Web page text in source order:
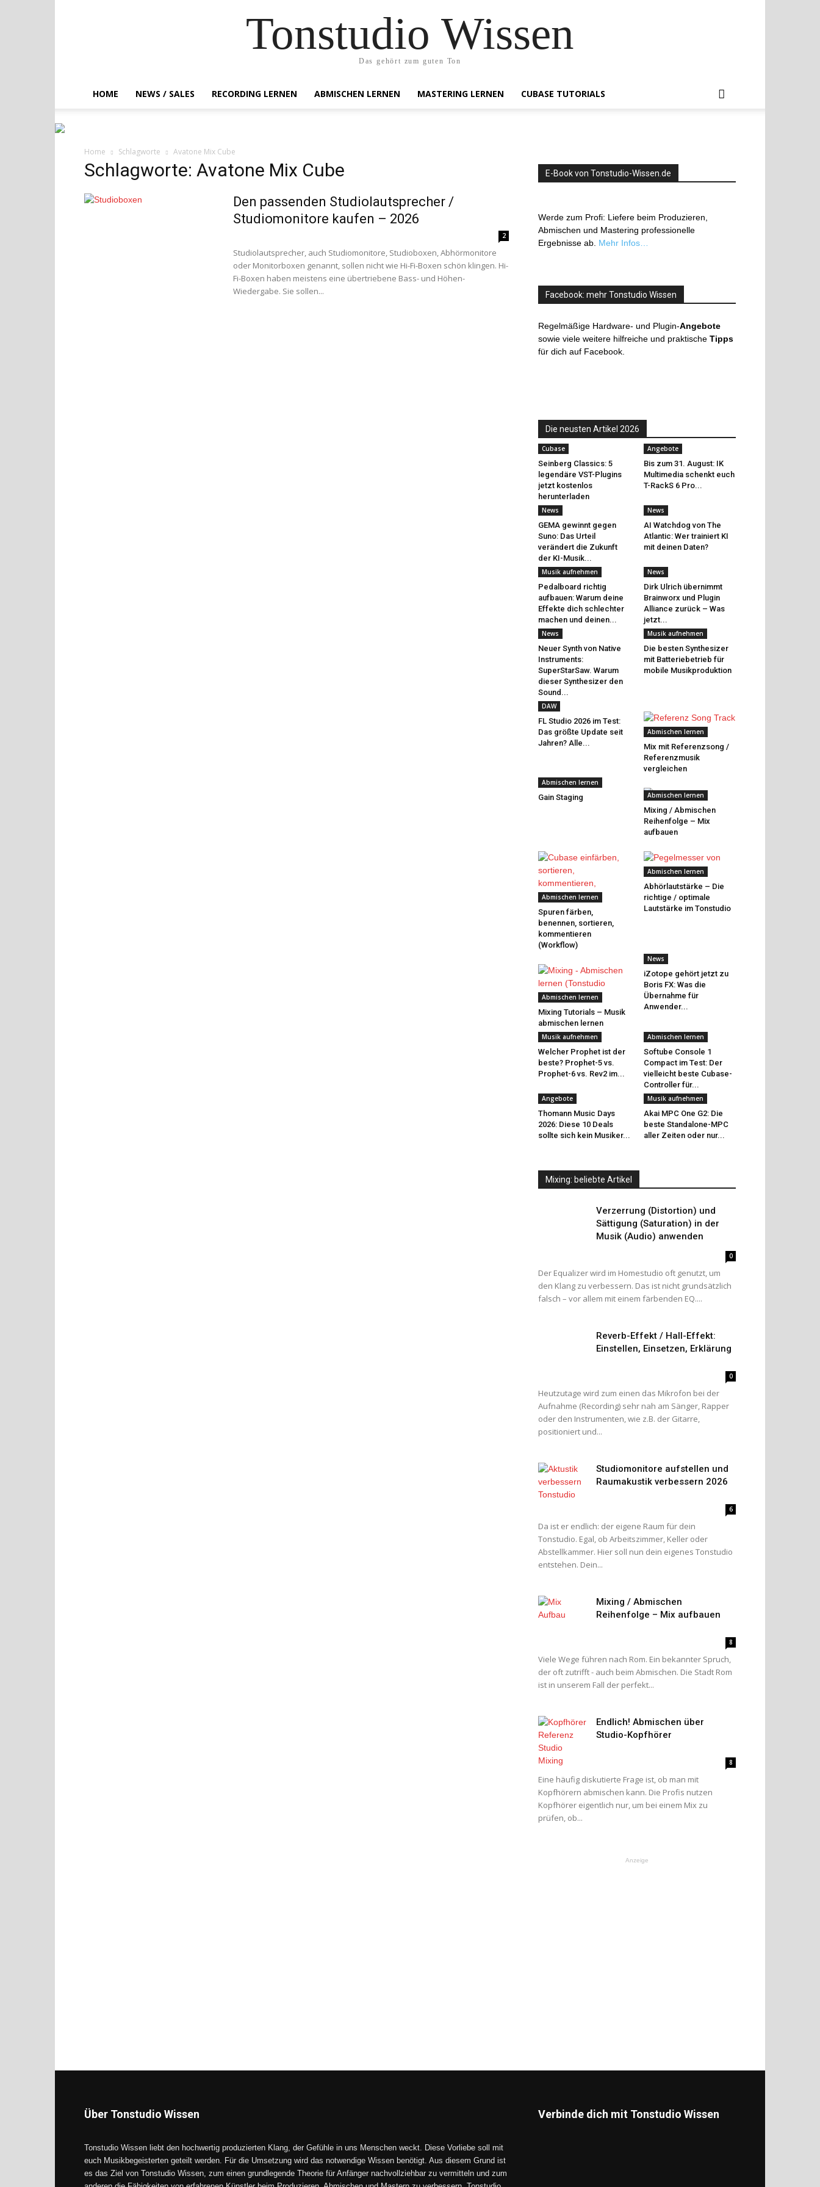
Tonstudio Wissen
Das gehört zum guten Ton
HOME NEWS / SALES RECORDING LERNEN ABMISCHEN LERNEN MASTERING LERNEN CUBASE TUTORIALS
Home Schlagworte Avatone Mix Cube
Schlagworte: Avatone Mix Cube
Den passenden Studiolautsprecher /
Studiomonitore kaufen – 2026
2
Studiolautsprecher, auch Studiomonitore, Studioboxen, Abhörmonitore
oder Monitorboxen genannt, sollen nicht wie Hi-Fi-Boxen schön klingen. Hi-
Fi-Boxen haben meistens eine übertriebene Bass- und Höhen-
Wiedergabe. Sie sollen...
E-Book von Tonstudio-Wissen.de
Werde zum Profi: Liefere beim Produzieren,
Abmischen und Mastering professionelle
Ergebnisse ab. Mehr Infos…
Facebook: mehr Tonstudio Wissen
Regelmäßige Hardware- und Plugin-Angebote
sowie viele weitere hilfreiche und praktische Tipps
für dich auf Facebook.
Die neusten Artikel 2026
Cubase
Seinberg Classics: 5
legendäre VST-Plugins
jetzt kostenlos
herunterladen
Angebote
Bis zum 31. August: IK
Multimedia schenkt euch
T-RackS 6 Pro...
News
GEMA gewinnt gegen
Suno: Das Urteil
verändert die Zukunft
der KI-Musik...
News
AI Watchdog von The
Atlantic: Wer trainiert KI
mit deinen Daten?
Musik aufnehmen
Pedalboard richtig
aufbauen: Warum deine
Effekte dich schlechter
machen und deinen...
News
Dirk Ulrich übernimmt
Brainworx und Plugin
Alliance zurück – Was
jetzt...
News
Neuer Synth von Native
Instruments:
SuperStarSaw. Warum
dieser Synthesizer den
Sound...
Musik aufnehmen
Die besten Synthesizer
mit Batteriebetrieb für
mobile Musikproduktion
DAW
FL Studio 2026 im Test:
Das größte Update seit
Jahren? Alle...
Abmischen lernen
Mix mit Referenzsong /
Referenzmusik
vergleichen
Abmischen lernen
Gain Staging Abmischen lernen
Mixing / Abmischen
Reihenfolge – Mix
aufbauen
Abmischen lernen
Spuren färben,
benennen, sortieren,
kommentieren
(Workflow)
Abmischen lernen
Abhörlautstärke – Die
richtige / optimale
Lautstärke im Tonstudio
Abmischen lernen
Mixing Tutorials – Musik
abmischen lernen
News
iZotope gehört jetzt zu
Boris FX: Was die
Übernahme für
Anwender...
Musik aufnehmen
Welcher Prophet ist der
beste? Prophet-5 vs.
Prophet-6 vs. Rev2 im...
Abmischen lernen
Softube Console 1
Compact im Test: Der
vielleicht beste Cubase-
Controller für...
Angebote
Thomann Music Days
2026: Diese 10 Deals
sollte sich kein Musiker...
Musik aufnehmen
Akai MPC One G2: Die
beste Standalone-MPC
aller Zeiten oder nur...
Mixing: beliebte Artikel
Verzerrung (Distortion) und
Sättigung (Saturation) in der
Musik (Audio) anwenden
0
Der Equalizer wird im Homestudio oft genutzt, um
den Klang zu verbessern. Das ist nicht grundsätzlich
falsch – vor allem mit einem färbenden EQ....
Reverb-Effekt / Hall-Effekt:
Einstellen, Einsetzen, Erklärung
0
Heutzutage wird zum einen das Mikrofon bei der
Aufnahme (Recording) sehr nah am Sänger, Rapper
oder den Instrumenten, wie z.B. der Gitarre,
positioniert und...
Studiomonitore aufstellen und
Raumakustik verbessern 2026
6
Da ist er endlich: der eigene Raum für dein
Tonstudio. Egal, ob Arbeitszimmer, Keller oder
Abstellkammer. Hier soll nun dein eigenes Tonstudio
entstehen. Dein...
Mixing / Abmischen
Reihenfolge – Mix aufbauen
8
Viele Wege führen nach Rom. Ein bekannter Spruch,
der oft zutrifft - auch beim Abmischen. Die Stadt Rom
ist in unserem Fall der perfekt...
Endlich! Abmischen über
Studio-Kopfhörer
8
Eine häufig diskutierte Frage ist, ob man mit
Kopfhörern abmischen kann. Die Profis nutzen
Kopfhörer eigentlich nur, um bei einem Mix zu
prüfen, ob...
Anzeige
Über Tonstudio Wissen
Tonstudio Wissen liebt den hochwertig produzierten Klang, der Gefühle in uns Menschen weckt. Diese Vorliebe soll mit
euch Musikbegeisterten geteilt werden. Für die Umsetzung wird das notwendige Wissen benötigt. Aus diesem Grund ist
es das Ziel von Tonstudio Wissen, zum einen grundlegende Theorie für Anfänger nachvollziehbar zu vermitteln und zum
Verbinde dich mit Tonstudio Wissen